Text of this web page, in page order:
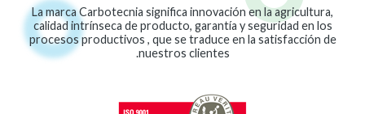
La marca Carbotecnia significa innovación en la agricultura,
calidad intrínseca de producto, garantía y seguridad en los
procesos productivos , que se traduce en la satisfacción de
nuestros clientes.